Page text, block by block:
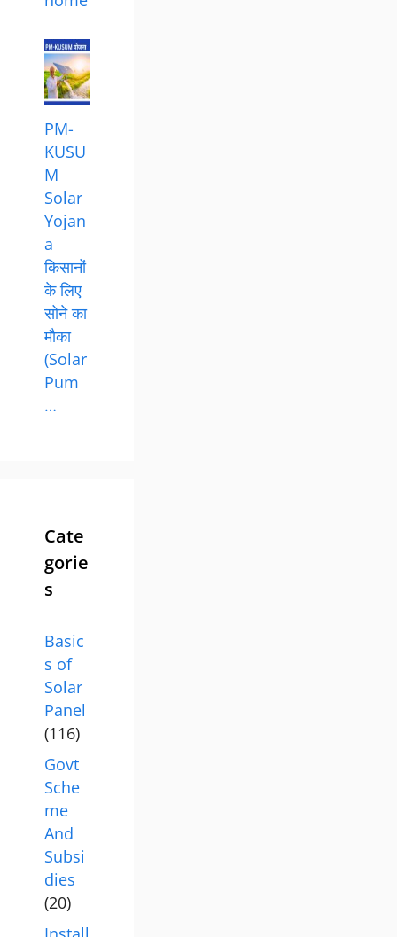
PM-
KUSU
M
Solar
Yojan
a
किसानों
के लिए
सोने का
मौका
(Solar
Pum
…
Cate
gorie
s
Basic
s of
Solar
Panel
(116)
Govt
Sche
me
And
Subsi
dies
(20)